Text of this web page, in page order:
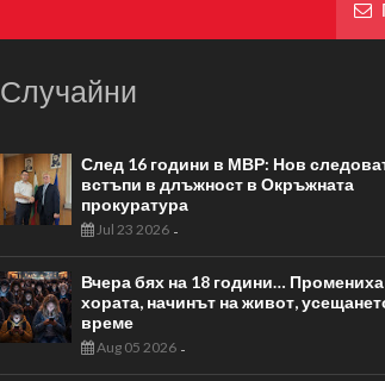
Случайни
След 16 години в МВР: Нов
встъпи в длъжност в Окръжната
прокуратура
Jul 23 2026-
Вчера бях на 18 години… Промениха
хората, начинът на живот,
време
Aug 05 2026-